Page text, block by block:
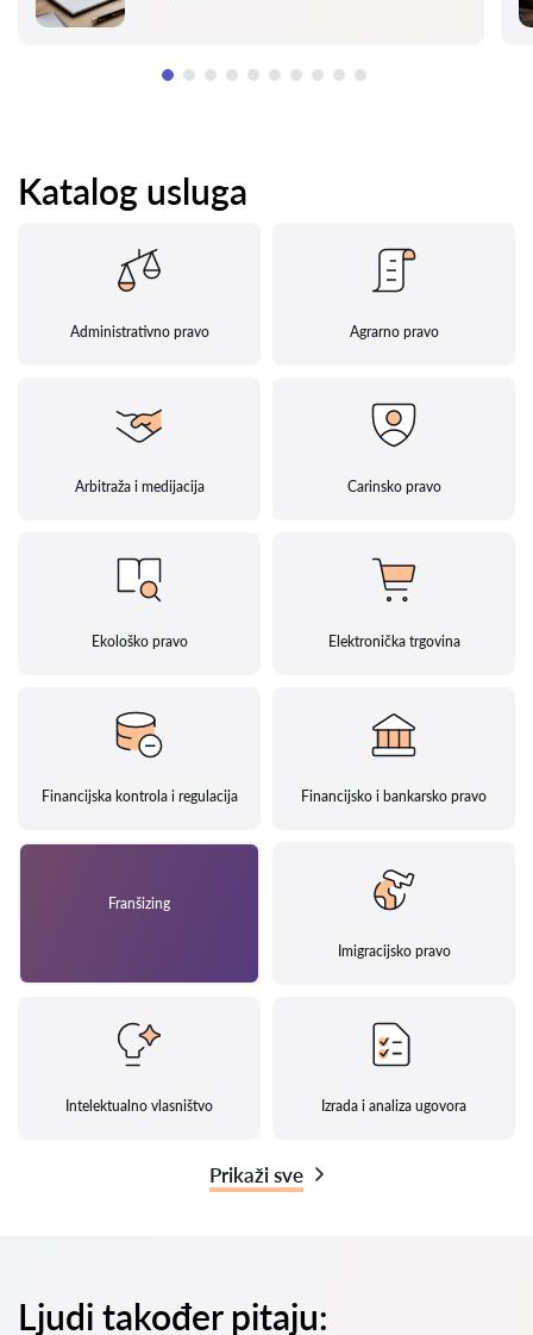
Katalog usluga
Administrativno pravo Agrarno pravo
Arbitraža i medijacija Carinsko pravo
Ekološko pravo Elektronička trgovina
Financijska kontrola i regulacija Financijsko i bankarsko pravo
Franšizing
Imigracijsko pravo
Intelektualno vlasništvo Izrada i analiza ugovora
Prikaži sve
Ljudi također pitaju: